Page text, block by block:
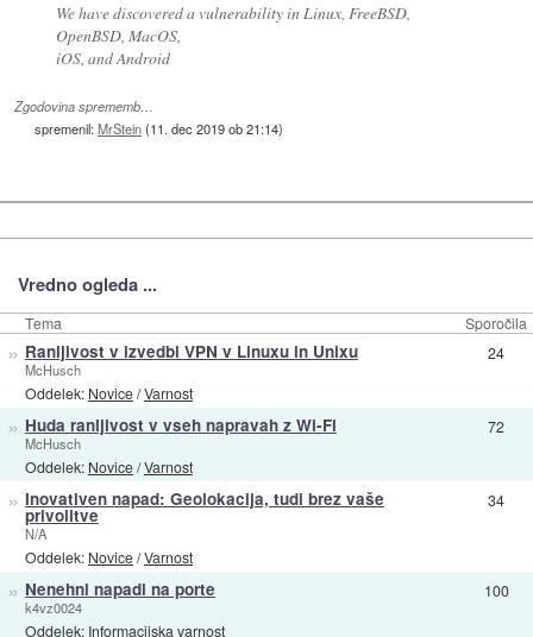
We have discovered a vulnerability in Linux, FreeBSD,
OpenBSD, MacOS,
iOS, and Android
Zgodovina sprememb…
spremenil:MrStein(11. dec 2019 ob 21:14)
Vredno ogleda ...
Tema Sporočila
» Ranljivost v izvedbi VPN v Linuxu in Unixu
McHusch
Oddelek: Novice/Varnost
24
» Huda ranljivost v vseh napravah z Wi-Fi
McHusch
Oddelek: Novice/Varnost
72
» Inovativen napad: Geolokacija, tudi brez vaše
privolitve
N/A
Oddelek: Novice/Varnost
34
» Nenehni napadi na porte
k4vz0024
Oddelek: Informacijska varnost
100